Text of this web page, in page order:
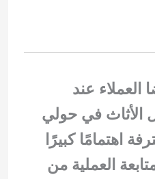
العملاء عند
الأثاث في حولي
اهتمامًا كبيرًا
العملية من